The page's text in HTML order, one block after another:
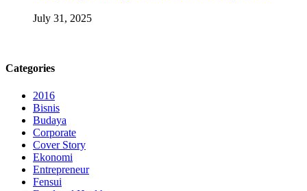
July 31, 2025
Categories
2016
Bisnis
Budaya
Corporate
Cover Story
Ekonomi
Entrepreneur
Fensui